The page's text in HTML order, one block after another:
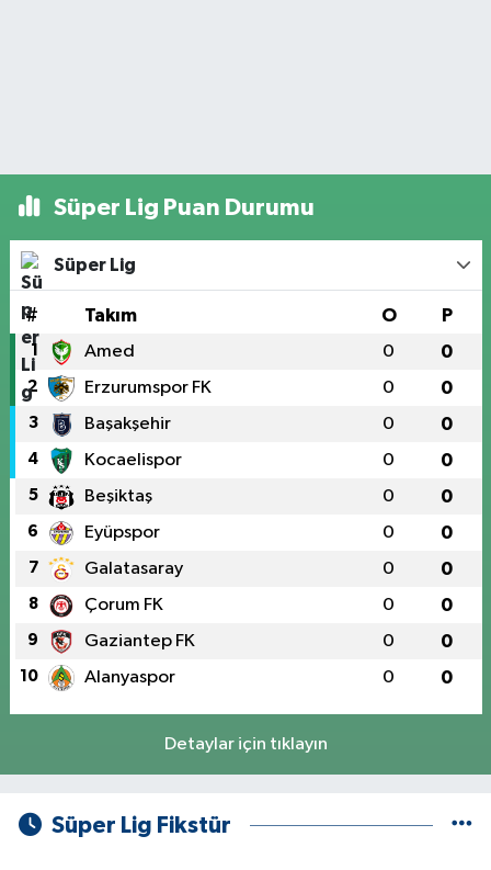
Süper Lig Puan Durumu
Süper Lig
# Takım O P
1 Amed 0 0
2 Erzurumspor FK 0 0
3 Başakşehir 0 0
4 Kocaelispor 0 0
5 Beşiktaş 0 0
6 Eyüpspor 0 0
7 Galatasaray 0 0
8 Çorum FK 0 0
9 Gaziantep FK 0 0
10 Alanyaspor 0 0
Detaylar için tıklayın
Süper Lig Fikstür